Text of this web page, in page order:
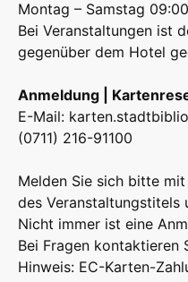
Montag – Samstag
Bei Veranstaltungen ist
gegenüber dem Hotel
Anmeldung |
E-Mail:
(0711) 216-91100
Melden Sie sich bitte
des Veranstaltungstitels
Nicht immer ist eine
Bei Fragen kontaktieren
Hinweis: EC-Karten-